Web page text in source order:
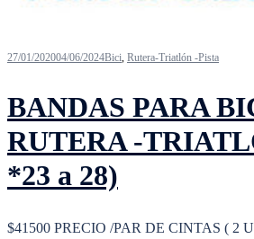
27/01/202004/06/2024Bici, Rutera-Triatlón -Pista
BANDAS PARA
RUTERA -
*23 a 28)
$41500 PRECIO /PAR DE CINTAS ( 2